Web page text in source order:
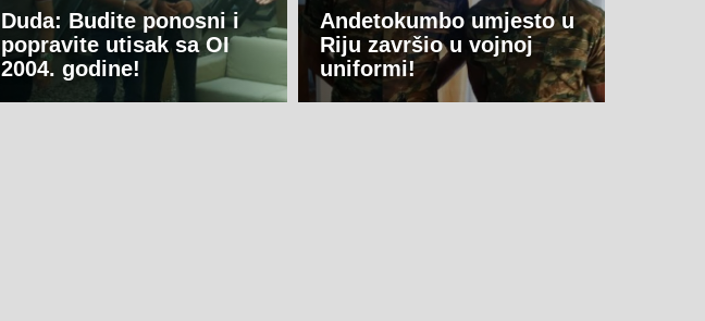
Duda: Budite ponosni i
popravite utisak sa OI
2004. godine!
Andetokumbo umjesto u
Riju završio u vojnoj
uniformi!